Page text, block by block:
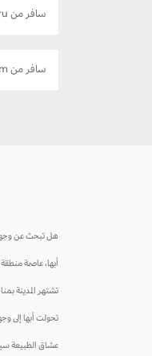
سافر من Bengaluru إلى أبها
سافر من Chattogram إلى أبها
هل تبحث عن وجهة
أبها، عاصمة
تشتهر المدينة
تحولت أبها إلى
عشاق الطبيعة